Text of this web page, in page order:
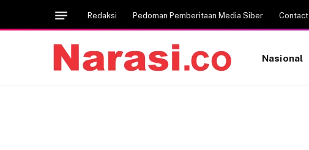
Redaksi Pedoman Pemberitaan Media Siber Contact
Nasional